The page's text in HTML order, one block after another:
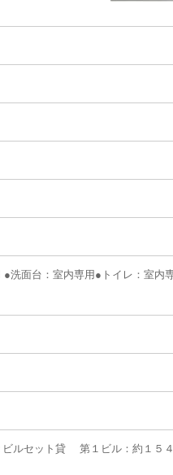
面台：室内専用●トイレ：室内
ビルセット貸 第１ビル：約１５